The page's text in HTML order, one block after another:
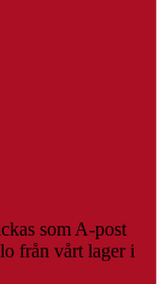
som A-post
från vårt lager i